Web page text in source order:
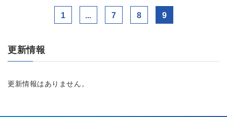
1 ... 7 8 9
更新情報
更新情報はありません。